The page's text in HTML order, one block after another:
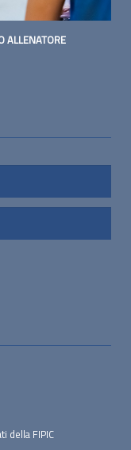
ALLENATORE
della FIPIC